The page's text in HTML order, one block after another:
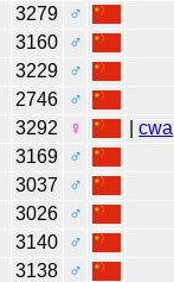
3279
♂
3160
♂
3229
♂
2746
♂
3292 ♀ |cwa
3169
♂
3037
♂
3026
♂
3140
♂
3138
♂